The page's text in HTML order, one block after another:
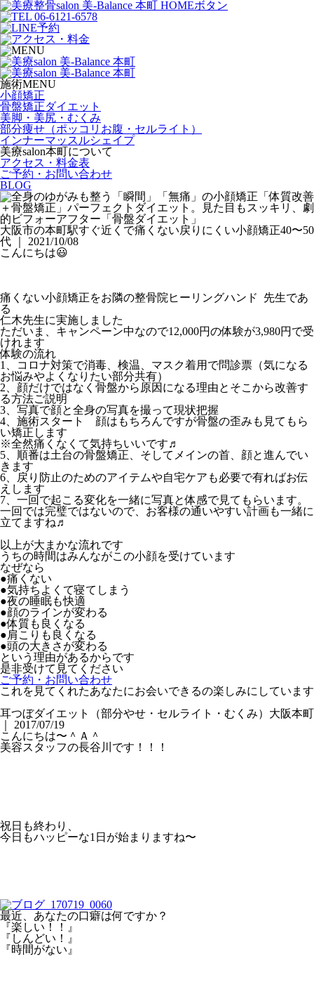
施術MENU
小顔矯正
骨盤矯正ダイエット
美脚・美尻・むくみ
部分痩せ（ポッコリお腹・セルライト）
インナーマッスルシェイプ
美療salon本町について
アクセス・料金表
ご予約・お問い合わせ
BLOG
大阪市の本町駅すぐ近くで痛くない戻りにくい小顔矯正40〜50
代 ｜ 2021/10/08
こんにちは😃
痛くない小顔矯正をお隣の整骨院ヒーリングハンド 先生であ
る
仁木先生に実施しました
ただいま、キャンペーン中なので12,000円の体験が3,980円で受
けれます
体験の流れ
1、コロナ対策で消毒、検温、マスク着用で問診票（気になる
お悩みやよくなりたい部分共有）
2、顔だけではなく骨盤から原因になる理由とそこから改善す
る方法ご説明
3、写真で顔と全身の写真を撮って現状把握
4、施術スタート 顔はもちろんですが骨盤の歪みも見てもら
い矯正します
※全然痛くなくて気持ちいいです♬
5、順番は土台の骨盤矯正、そしてメインの首、顔と進んでい
きます
6、戻り防止のためのアイテムや自宅ケアも必要で有ればお伝
えします
7、一回で起こる変化を一緒に写真と体感で見てもらいます。
一回では完璧ではないので、お客様の通いやすい計画も一緒に
立てますね♬
以上が大まかな流れです
うちの時間はみんながこの小顔を受けています
なぜなら
●痛くない
●気持ちよくて寝てしまう
●夜の睡眠も快適
●顔のラインが変わる
●体質も良くなる
●肩こりも良くなる
●頭の大きさが変わる
という理由があるからです
是非受けて見てください
ご予約・お問い合わせ
これを見てくれたあなたにお会いできるの楽しみにしています
耳つぼダイエット（部分やせ・セルライト・むくみ）大阪本町
｜ 2017/07/19
こんにちは〜＾Ａ＾
美容スタッフの長谷川です！！！
祝日も終わり、
今日もハッピーな1日が始まりますね〜
最近、あなたの口癖は何ですか？
『楽しい！！』
『しんどい！』
『時間がない』